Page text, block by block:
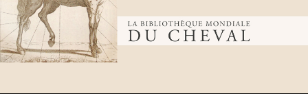
Bibliothèque
de la pêche et
de
l’alimentation,
Novembre 1995
Les
formations aux